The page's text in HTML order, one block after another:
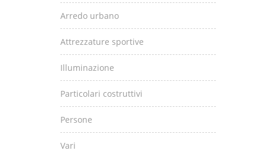
Arredo urbano
Attrezzature sportive
Illuminazione
Particolari costruttivi
Persone
Vari